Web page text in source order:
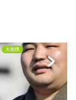
大相撲